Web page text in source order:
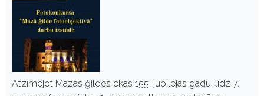
Atzīmējot Mazās ģildes ēkas 155. jubilejas gadu, līdz 7.